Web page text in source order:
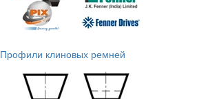
Профили клиновых ремней